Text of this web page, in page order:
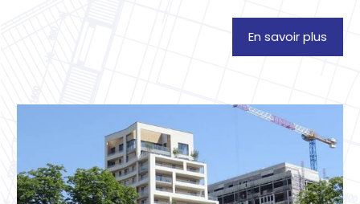
En savoir plus